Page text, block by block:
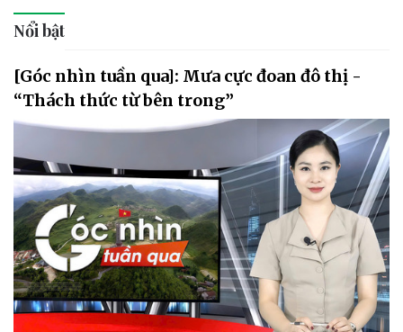
Nổi bật
[Góc nhìn tuần qua]: Mưa cực đoan đô thị -
“Thách thức từ bên trong”